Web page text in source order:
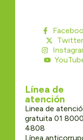
Twitter
Línea de
atención
Linea de
gratuita 01
4808
Línea